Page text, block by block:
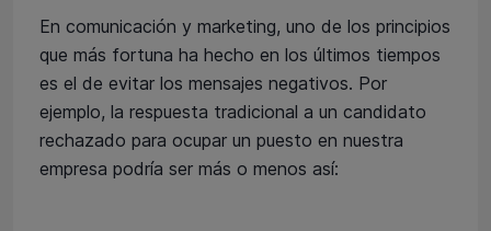
En comunicación y marketing, uno de los principios
que más fortuna ha hecho en los últimos tiempos
es el de evitar los mensajes negativos. Por
ejemplo, la respuesta tradicional a un candidato
rechazado para ocupar un puesto en nuestra
empresa podría ser más o menos así: